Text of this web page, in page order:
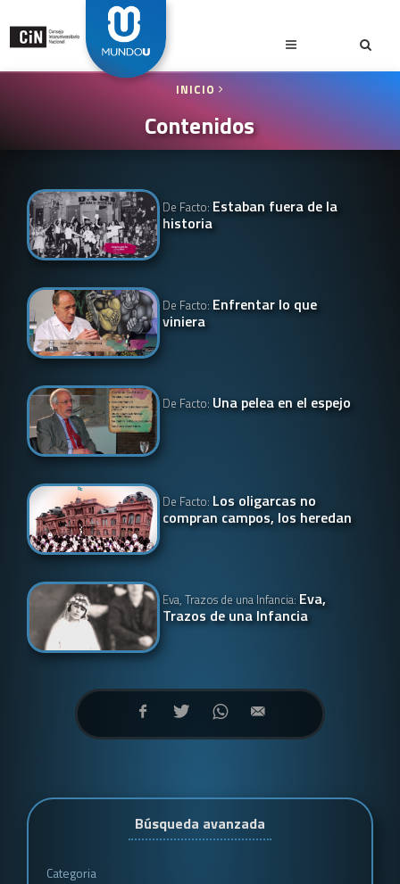
INICIO
Contenidos
De Facto: Estaban fuera de la
historia
De Facto: Enfrentar lo que
viniera
De Facto: Una pelea en el espejo
De Facto: Los oligarcas no
compran campos, los heredan
Eva, Trazos de una Infancia: Eva,
Trazos de una Infancia
Búsqueda avanzada
Categoria